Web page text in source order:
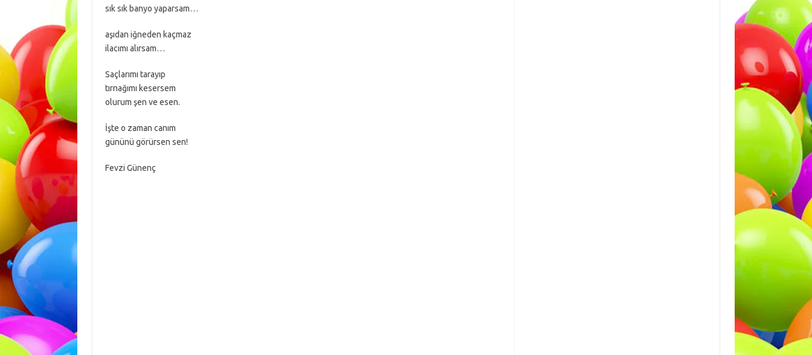
sık sık banyo yaparsam…
aşıdan iğneden kaçmaz
ilacımı alırsam…
Saçlarımı tarayıp
tırnağımı kesersem
olurum şen ve esen.
İşte o zaman canım
gününü görürsen sen!
Fevzi Günenç